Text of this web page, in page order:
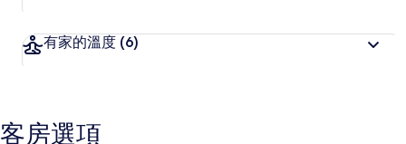
有家的溫度 (6)
客房選項